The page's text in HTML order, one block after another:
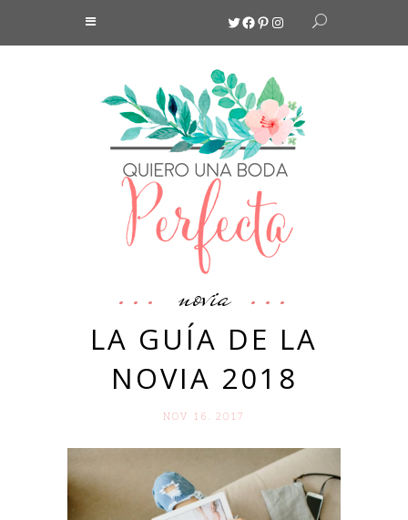
Twitter
Facebook
Pinterest
Instagram
novia
LA GUÍA DE LA
NOVIA 2018
NOV 16. 2017